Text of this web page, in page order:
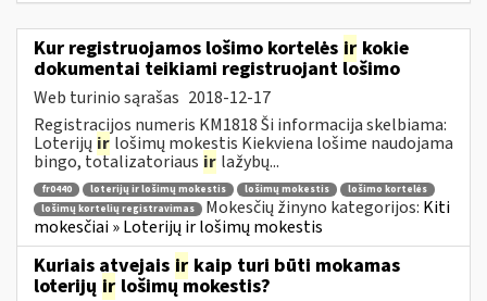
Kur registruojamos lošimo kortelės ir kokie
dokumentai teikiami registruojant lošimo
Web turinio sąrašas 2018-12-17
Registracijos numeris KM1818 Ši informacija skelbiama:
Loterijų ir lošimų mokestis Kiekviena lošime naudojama
bingo, totalizatoriaus ir lažybų...
fr0440 loterijų ir lošimų mokestis lošimų mokestis
lošimo kortelės
lošimų kortelių registravimas
Mokesčių žinyno kategorijos: Kiti
mokesčiai » Loterijų ir lošimų mokestis
Kuriais atvejais ir kaip turi būti mokamas
loterijų ir lošimų mokestis?